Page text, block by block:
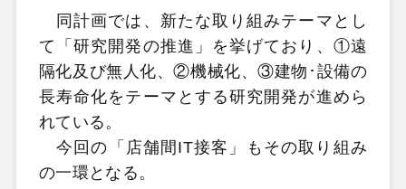
同計画では、新たな取り組みテーマとし
て「研究開発の推進」を挙げており、①遠
隔化及び無人化、②機械化、③建物･設備の
長寿命化をテーマとする研究開発が進めら
れている。
今回の「店舗間IT接客」もその取り組み
の一環となる。